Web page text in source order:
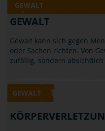
GEWALT
GEWALT
Gewalt kann sich gegen
oder Sachen richten. Von
zufällig, sondern
GEWALT